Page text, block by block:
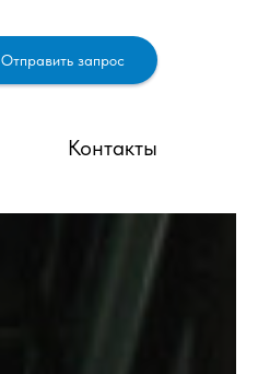
Отправить запрос
Контакты